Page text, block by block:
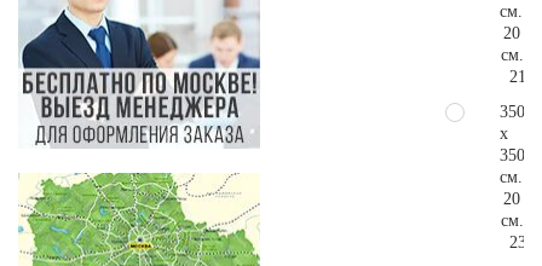
см.
20
см.
350
x
350
см.
20
см.